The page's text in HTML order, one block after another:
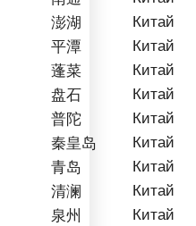
澎湖
Китай
平潭
Китай
蓬菜
Китай
盘石
Китай
普陀
Китай
秦皇岛
Китай
青岛
Китай
清澜
Китай
泉州
Китай